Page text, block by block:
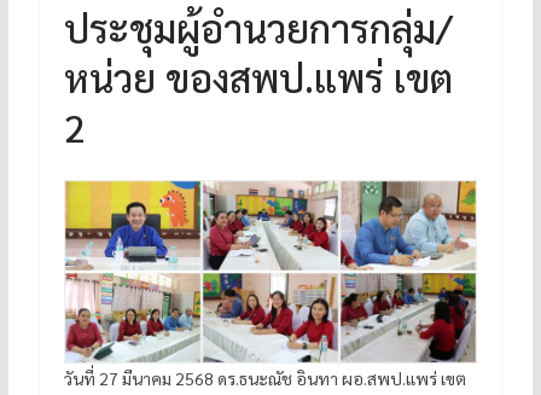
ประชุมผู้อำนวยการกลุ่ม/
หน่วย ของสพป.แพร่ เขต
2
วันที่ 27 มีนาคม 2568 ดร.ธนะณัช อินทา ผอ.สพป.แพร่ เขต